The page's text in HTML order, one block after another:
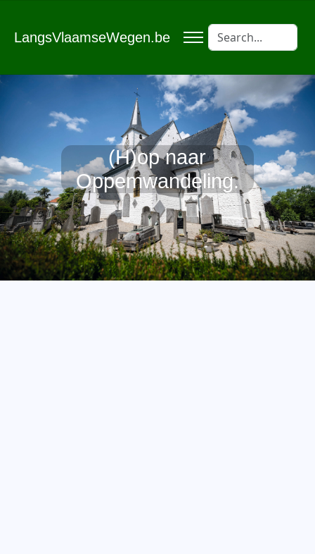
LangsVlaamseWegen.be
(H)op naar
Oppemwandeling.